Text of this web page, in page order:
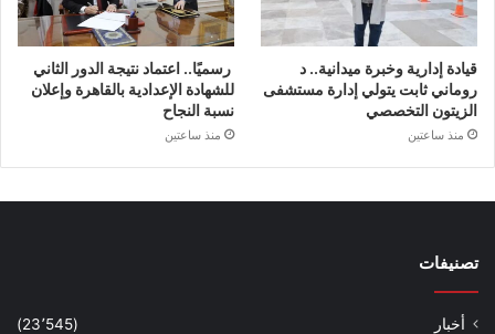
قيادة إدارية وخبرة ميدانية.. د
روماني ثابت يتولي إدارة مستشفى
الزيتون التخصصي
منذ ساعتين
رسميًا.. اعتماد نتيجة الدور الثاني
للشهادة الإعدادية بالقاهرة وإعلان
نسبة النجاح
منذ ساعتين
تصنيفات
أخبار
(23٬545)